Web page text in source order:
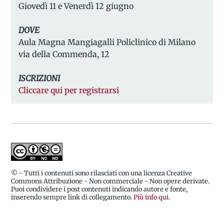
Giovedì 11 e Venerdì 12 giugno
DOVE
Aula Magna Mangiagalli Policlinico di Milano
via della Commenda, 12
ISCRIZIONI
Cliccare qui per registrarsi
© - Tutti i contenuti sono rilasciati con una licenza Creative
Commons Attribuzione - Non commerciale - Non opere derivate.
Puoi condividere i post contenuti indicando autore e fonte,
inserendo sempre link di collegamento.Più info qui.